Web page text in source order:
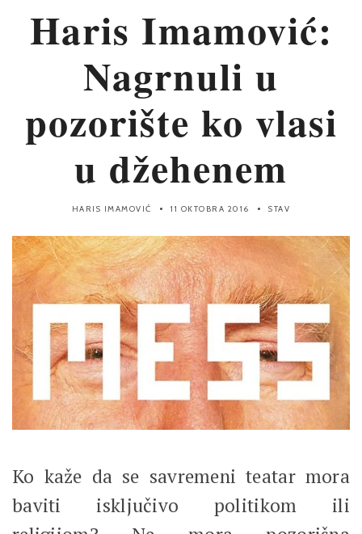
Haris Imamović:
Nagrnuli u
pozorište ko vlasi
u džehenem
HARIS IMAMOVIĆ 11 OKTOBRA 2016 STAV
Ko kaže da se savremeni teatar mora
baviti isključivo politikom ili